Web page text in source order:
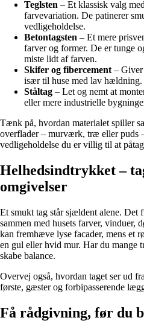
Teglsten – Et klassisk valg
farvevariation. De patinerer
vedligeholdelse.
Betontagsten – Et mere
farver og former. De er tunge
miste lidt af farven.
Skifer og fibercement – Giver
især til huse med lav hældning.
Ståltag – Let og nemt at
eller mere industrielle
Tænk på, hvordan materialet spiller
overflader – murværk, træ eller puds
vedligeholdelse du er villig til at
Helhedsindtrykket –
omgivelser
Et smukt tag står sjældent alene. Det
sammen med husets farver, vinduer,
kan fremhæve lyse facader, mens et
en gul eller hvid mur. Har du mange
skabe balance.
Overvej også, hvordan taget ser ud
første, gæster og forbipasserende
Få rådgivning, før du